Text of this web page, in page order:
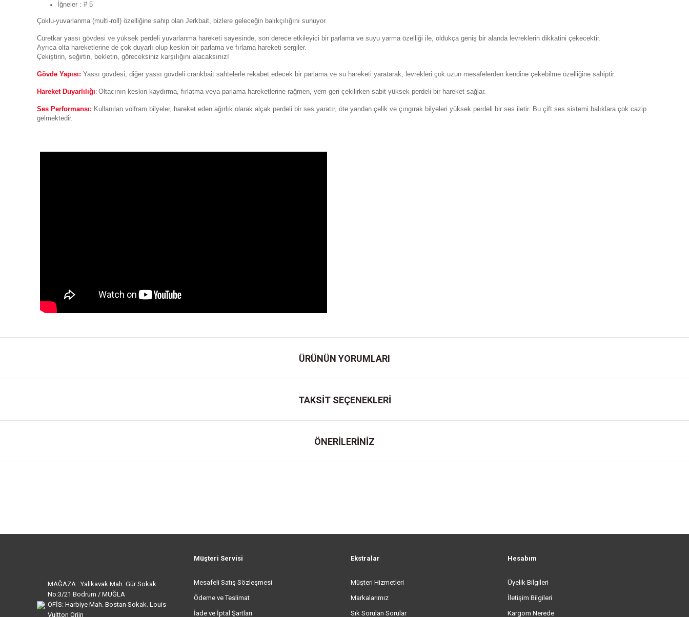
İğneler : # 5
Çoklu-yuvarlanma (multi-roll) özelliğine sahip olan Jerkbait, bizlere geleceğin balıkçılığını sunuyor.
Cüretkar yassı gövdesi ve yüksek perdeli yuvarlanma hareketi sayesinde, son derece etkileyici bir parlama ve suyu yarma özelliği ile, oldukça geniş bir alanda levreklerin dikkatini çekecektir.
Ayrıca olta hareketlerine de çok duyarlı olup keskin bir parlama ve fırlama hareketi sergiler.
Çekiştirin, seğirtin, bekletin, göreceksiniz karşılığını alacaksınız!
Gövde Yapısı: Yassı gövdesi, diğer yassı gövdeli crankbait sahtelerle rekabet edecek bir parlama ve su hareketi yaratarak, levrekleri çok uzun mesafelerden kendine çekebilme özelliğine sahiptir.
Hareket Duyarl ılığı: Oltacının keskin kaydırma, fırlatma veya parlama hareketlerine rağmen, yem geri çekilirken sabit yüksek perdeli bir hareket sağlar.
Ses Performansı: Kullanılan volfram bilyeler, hareket eden ağırlık olarak alçak perdeli bir ses yaratır, öte yandan çelik ve çıngırak bilyeleri yüksek perdeli bir ses iletir. Bu çift ses sistemi balıklara çok cazip
gelmektedir.
ÜRÜNÜN YORUMLARI
TAKSİT SEÇENEKLERİ
ÖNERİLERİNİZ
MAĞAZA : Yalıkavak Mah. Gür Sokak
No:3/21 Bodrum / MUĞLA
OFİS: Harbiye Mah. Bostan Sokak. Louis
Vuitton Orjin
Müşteri Servisi
Mesafeli Satış Sözleşmesi
Ödeme ve Teslimat
İade ve İptal Şartları
Ekstralar
Müşteri Hizmetleri
Markalarımız
Sık Sorulan Sorular
Hesabım
Üyelik Bilgileri
İletişim Bilgileri
Kargom Nerede